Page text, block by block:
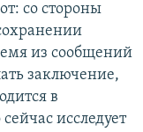
со стороны
из сообщений
заключение,
в
исследует